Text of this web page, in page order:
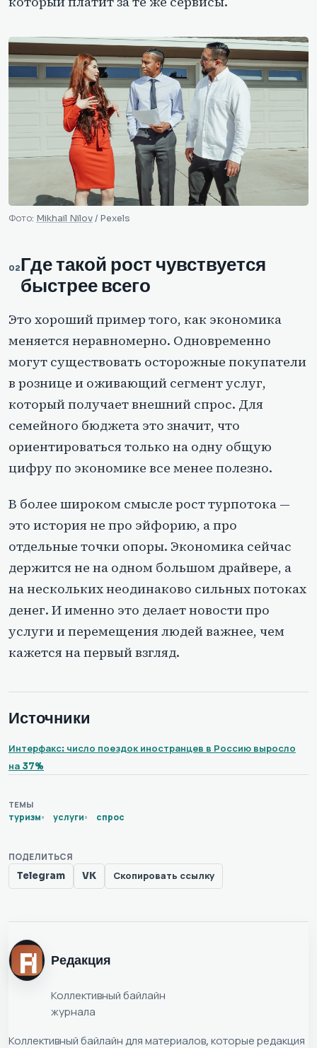
Фото: Mikhail Nilov/ Pexels
Где такой рост чувствуется
быстрее всего
Это хороший пример того, как экономика
меняется неравномерно. Одновременно
могут существовать осторожные покупатели
в рознице и оживающий сегмент услуг,
который получает внешний спрос. Для
семейного бюджета это значит, что
ориентироваться только на одну общую
цифру по экономике все менее полезно.
В более широком смысле рост турпотока —
это история не про эйфорию, а про
отдельные точки опоры. Экономика сейчас
держится не на одном большом драйвере, а
на нескольких неодинаково сильных потоках
денег. И именно это делает новости про
услуги и перемещения людей важнее, чем
кажется на первый взгляд.
Источники
Интерфакс: число поездок иностранцев в Россию выросло
на 37%
ТЕМЫ
туризм услуги спрос
ПОДЕЛИТЬСЯ
Telegram VK Скопировать ссылку
Редакция
Коллективный байлайн
журнала
Коллективный байлайн для материалов, которые редакция